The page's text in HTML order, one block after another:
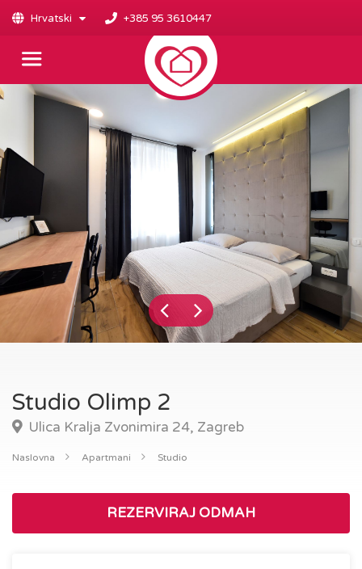
Hrvatski +385 95 3610447
Studio Olimp 2
Ulica Kralja Zvonimira 24, Zagreb
Naslovna Apartmani Studio
REZERVIRAJ ODMAH